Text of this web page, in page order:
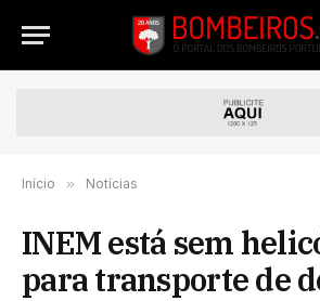
Início » Notícias
INEM está sem
para transporte de